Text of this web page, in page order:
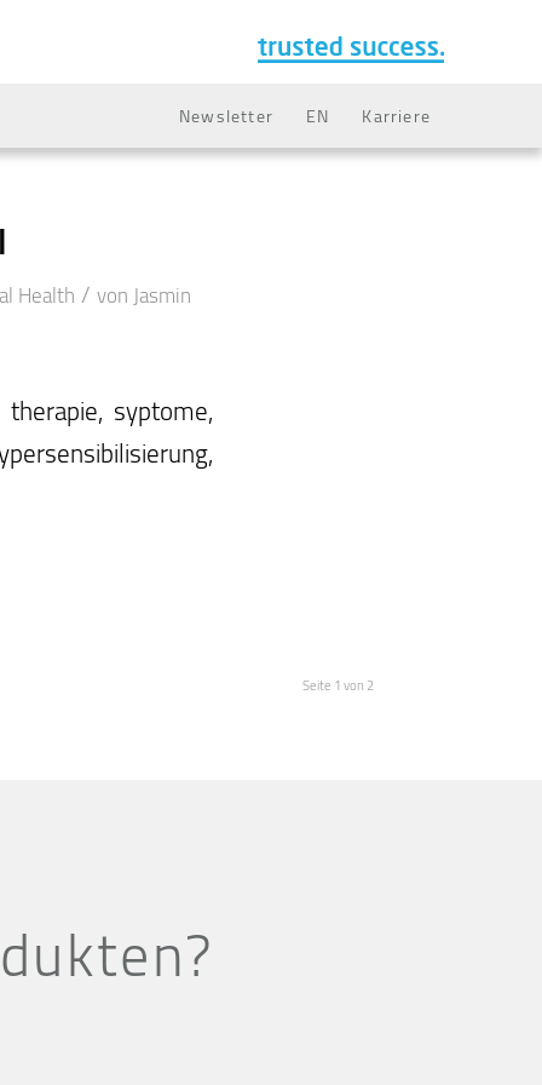
Newsletter EN Karriere
Health / von Jasmin
syptome,
Seite 1 von 2